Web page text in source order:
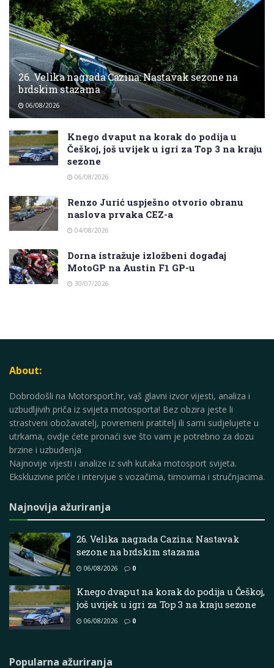
26. Velika nagrada Cazina: Nastavak sezone na
brdskim stazama
06/08/2026
Knego dvaput na korak do podija u
Češkoj, još uvijek u igri za Top 3 na kraju
sezone
06/08/2026
Renzo Jurić uspješno otvorio obranu
naslova prvaka CEZ-a
04/08/2026
Dorna istražuje izložbeni događaj
MotoGP na Austin F1 GP-u
30/07/2026
About:
Dobrodošli na Motorsport.hr, vaš glavni izvor vijesti, analiza i
uzbudljivih priča iz svijeta motosporta! Bez obzira jeste li
strastveni obožavatelj, povremeni pratitelj ili sami sudjelujete u
utrkama, ovdje ćete pronaći sve što vam je potrebno za dozu
brzine i uzbuđenja
Najnovije vijesti i analize iz svih kutaka motosport svijeta.
Ekskluzivne priče i intervjue s vozačima, timovima i stručnjacima.
Najnovija ažuriranja
26. Velika nagrada Cazina: Nastavak
sezone na brdskim stazama
06/08/2026 0
Knego dvaput na korak do podija u Češkoj,
još uvijek u igri za Top 3 na kraju sezone
06/08/2026 0
Popularna ažuriranja